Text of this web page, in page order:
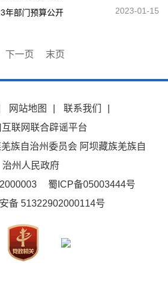
年部门预算公开 2023-01-15
下一页 末页
网站地图 联系我们
互联网联合辟谣平台
族自治州委员会 阿坝藏族羌族自
治州人民政府
蜀ICP备05003444号
备 51322902000114号